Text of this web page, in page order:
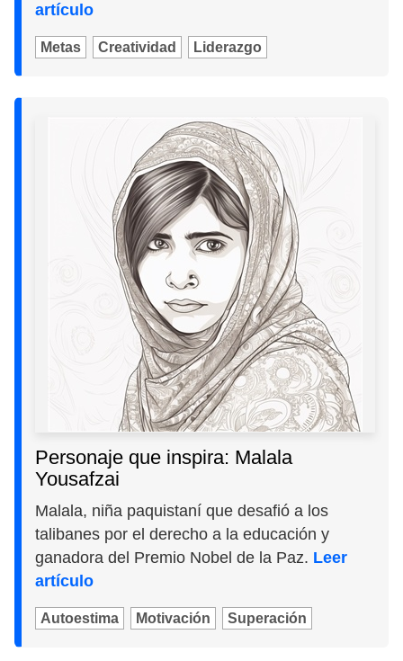
artículo
Metas Creatividad Liderazgo
Personaje que inspira: Malala
Yousafzai
Malala, niña paquistaní que desafió a los
talibanes por el derecho a la educación y
ganadora del Premio Nobel de la Paz. Leer
artículo
Autoestima Motivación Superación